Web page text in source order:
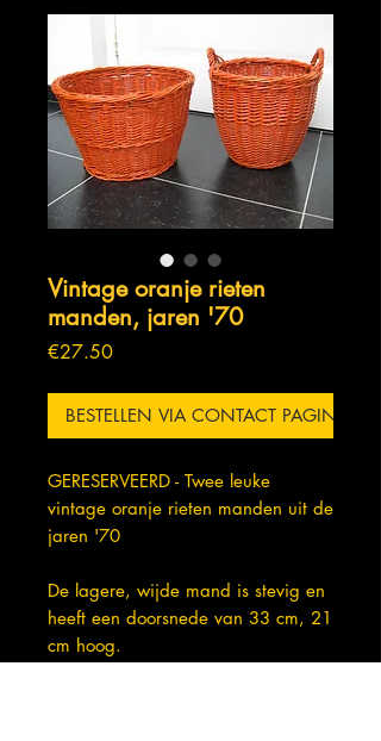
Vintage oranje rieten
manden, jaren '70
€27.50Prijs
BESTELLEN VIA CONTACT PAGINA
GERESERVEERD - Twee leuke
vintage oranje rieten manden uit de
jaren '70
De lagere, wijde mand is stevig en
heeft een doorsnede van 33 cm, 21
cm hoog.